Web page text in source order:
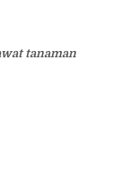
tanaman